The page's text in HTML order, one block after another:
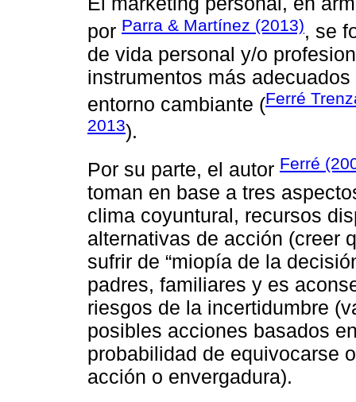
por Parra & Martínez (2013), se
de vida personal y/o
instrumentos más
entorno cambiante (Ferré
2013).
Por su parte, el autor Ferré
toman en base a tres
clima coyuntural, recursos
alternativas de acción (creer
sufrir de “miopía de la
padres, familiares y es
riesgos de la incertidumbre
posibles acciones basados
probabilidad de equivocarse
acción o envergadura).